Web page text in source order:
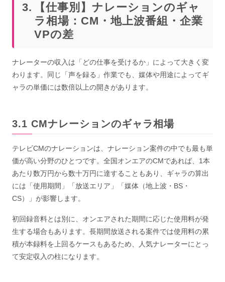
【仕事別】ナレーションのギャ
ラ相場：CM・地上波番組・企業
VPの差
ナレーターの収入は「どの仕事を受けるか」によって大きく変
わります。同じ「声を録る」作業でも、媒体や用途によってギ
ャラの単価には数倍以上の開きがあります。
CMナレーションのギャラ相場
テレビCMのナレーションは、ナレーション案件の中でも最も単
価が高い分野のひとつです。全国オンエアのCMであれば、1本
あたり数万円から数十万円に達することもあり、ギャラの算出
には「使用期間」「放送エリア」「媒体（地上波・BS・
CS）」が影響します。
初回録音料とは別に、オンエアされた期間に応じた使用料が発
生する場合もあります。長期間放送される案件では使用料の累
積が本録料を上回るケースもあるため、人気ナレーターにとっ
て安定収入の柱になります。